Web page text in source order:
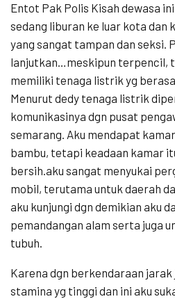
Entot Pak Polis Kisah dewasa
sedang liburan ke luar kota dan
yang sangat tampan dan seksi.
lanjutkan…meskipun terpencil,
memiliki tenaga listrik yg
Menurut dedy tenaga listrik
komunikasinya dgn pusat
semarang. Aku mendapat
bambu, tetapi keadaan kamar
bersih.aku sangat menyukai
mobil, terutama untuk daerah
aku kunjungi dgn demikian aku
pemandangan alam serta juga
tubuh.
Karena dgn berkendaraan
stamina yg tinggi dan ini aku